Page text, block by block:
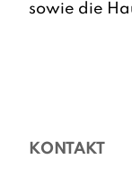
sowie die
KONTAKT